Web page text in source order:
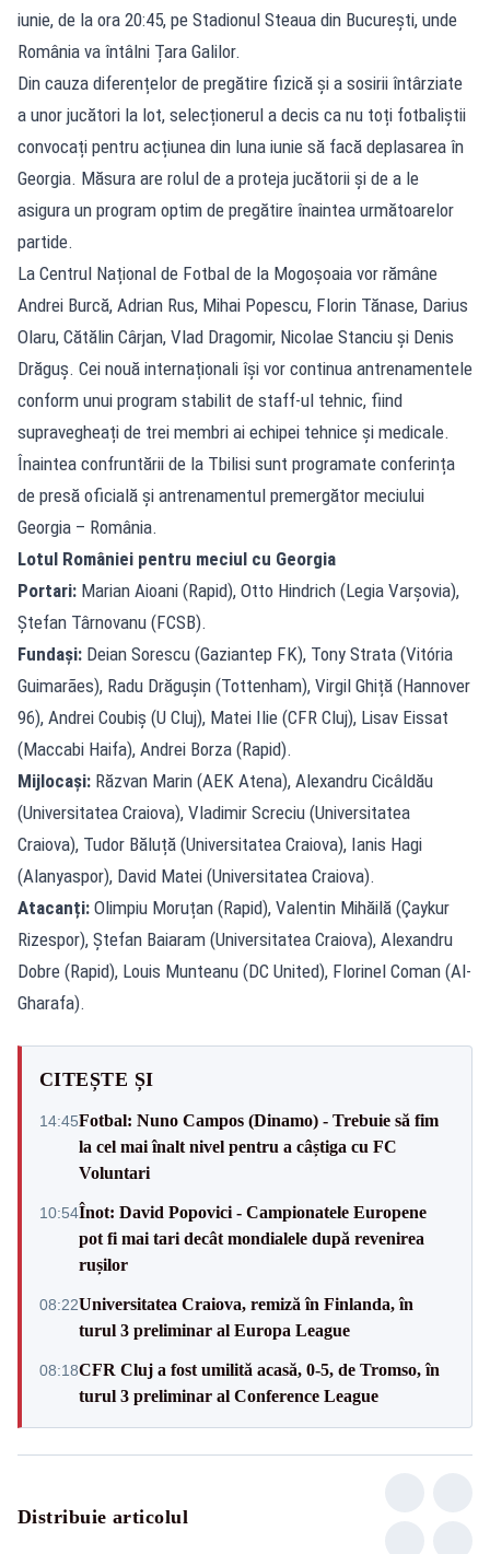
iunie, de la ora 20:45, pe Stadionul Steaua din București, unde
România va întâlni Țara Galilor.
Din cauza diferențelor de pregătire fizică și a sosirii întârziate
a unor jucători la lot, selecționerul a decis ca nu toți fotbaliștii
convocați pentru acțiunea din luna iunie să facă deplasarea în
Georgia. Măsura are rolul de a proteja jucătorii și de a le
asigura un program optim de pregătire înaintea următoarelor
partide.
La Centrul Național de Fotbal de la Mogoșoaia vor rămâne
Andrei Burcă, Adrian Rus, Mihai Popescu, Florin Tănase, Darius
Olaru, Cătălin Cârjan, Vlad Dragomir, Nicolae Stanciu și Denis
Drăguș. Cei nouă internaționali își vor continua antrenamentele
conform unui program stabilit de staff-ul tehnic, fiind
supravegheați de trei membri ai echipei tehnice și medicale.
Înaintea confruntării de la Tbilisi sunt programate conferința
de presă oficială și antrenamentul premergător meciului
Georgia – România.
Lotul României pentru meciul cu Georgia
Portari: Marian Aioani (Rapid), Otto Hindrich (Legia Varșovia),
Ștefan Târnovanu (FCSB).
Fundași: Deian Sorescu (Gaziantep FK), Tony Strata (Vitória
Guimarães), Radu Drăgușin (Tottenham), Virgil Ghiță (Hannover
96), Andrei Coubiș (U Cluj), Matei Ilie (CFR Cluj), Lisav Eissat
(Maccabi Haifa), Andrei Borza (Rapid).
Mijlocași: Răzvan Marin (AEK Atena), Alexandru Cicâldău
(Universitatea Craiova), Vladimir Screciu (Universitatea
Craiova), Tudor Băluță (Universitatea Craiova), Ianis Hagi
(Alanyaspor), David Matei (Universitatea Craiova).
Atacanți: Olimpiu Moruțan (Rapid), Valentin Mihăilă (Çaykur
Rizespor), Ștefan Baiaram (Universitatea Craiova), Alexandru
Dobre (Rapid), Louis Munteanu (DC United), Florinel Coman (Al-
Gharafa).
CITEȘTE ȘI
14:45Fotbal: Nuno Campos (Dinamo) - Trebuie să fim
la cel mai înalt nivel pentru a câștiga cu FC
Voluntari
10:54Înot: David Popovici - Campionatele Europene
pot fi mai tari decât mondialele după revenirea
rușilor
08:22Universitatea Craiova, remiză în Finlanda, în
turul 3 preliminar al Europa League
08:18CFR Cluj a fost umilită acasă, 0-5, de Tromso, în
turul 3 preliminar al Conference League
Distribuie articolul